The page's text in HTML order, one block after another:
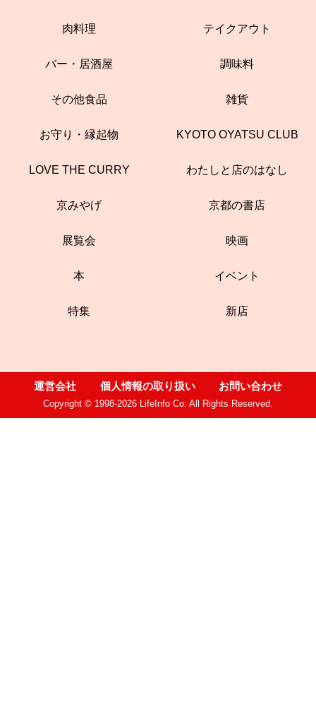
肉料理 テイクアウト
バー・居酒屋 調味料
その他食品 雑貨
お守り・縁起物 KYOTO OYATSU CLUB
LOVE THE CURRY わたしと店のはなし
京みやげ 京都の書店
展覧会 映画
本 イベント
特集 新店
運営会社 個人情報の取り扱い お問い合わせ
Copyright © 1998-2026 LifeInfo Co. All Rights Reserved.